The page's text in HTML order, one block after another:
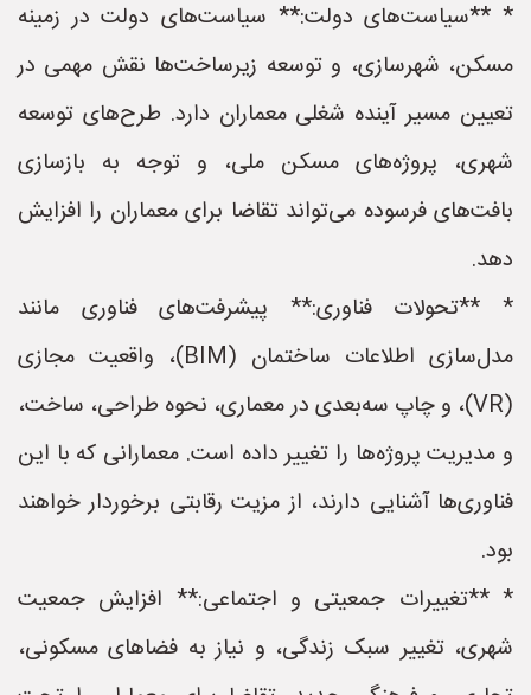
* **سیاست‌های دولت:** سیاست‌های دولت در زمینه
مسکن، شهرسازی، و توسعه زیرساخت‌ها نقش مهمی در
تعیین مسیر آینده شغلی معماران دارد. طرح‌های توسعه
شهری، پروژه‌های مسکن ملی، و توجه به بازسازی
بافت‌های فرسوده می‌تواند تقاضا برای معماران را افزایش
دهد.
* **تحولات فناوری:** پیشرفت‌های فناوری مانند
مدل‌سازی اطلاعات ساختمان (BIM)، واقعیت مجازی
(VR)، و چاپ سه‌بعدی در معماری، نحوه طراحی، ساخت،
و مدیریت پروژه‌ها را تغییر داده است. معمارانی که با این
فناوری‌ها آشنایی دارند، از مزیت رقابتی برخوردار خواهند
بود.
* **تغییرات جمعیتی و اجتماعی:** افزایش جمعیت
شهری، تغییر سبک زندگی، و نیاز به فضاهای مسکونی،